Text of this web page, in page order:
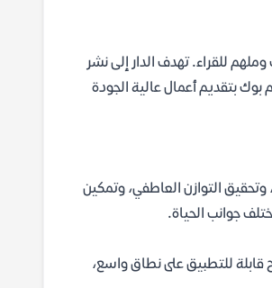
للقراء. تهدف الدار إلى نشر
بتقديم أعمال عالية الجودة
التوازن العاطفي، وتمكين
جوانب الحياة.
قابلة للتطبيق على نطاق واسع،